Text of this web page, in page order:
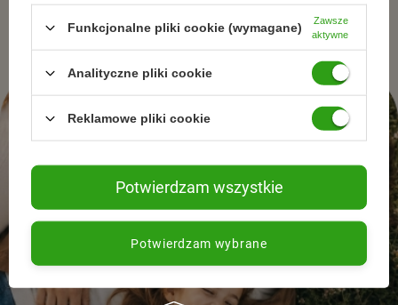
Funkcjonalne pliki cookie (wymagane)
Zawsze
aktywne
Analityczne pliki cookie
Reklamowe pliki cookie
Potwierdzam wybrane
Potwierdzam wszystkie